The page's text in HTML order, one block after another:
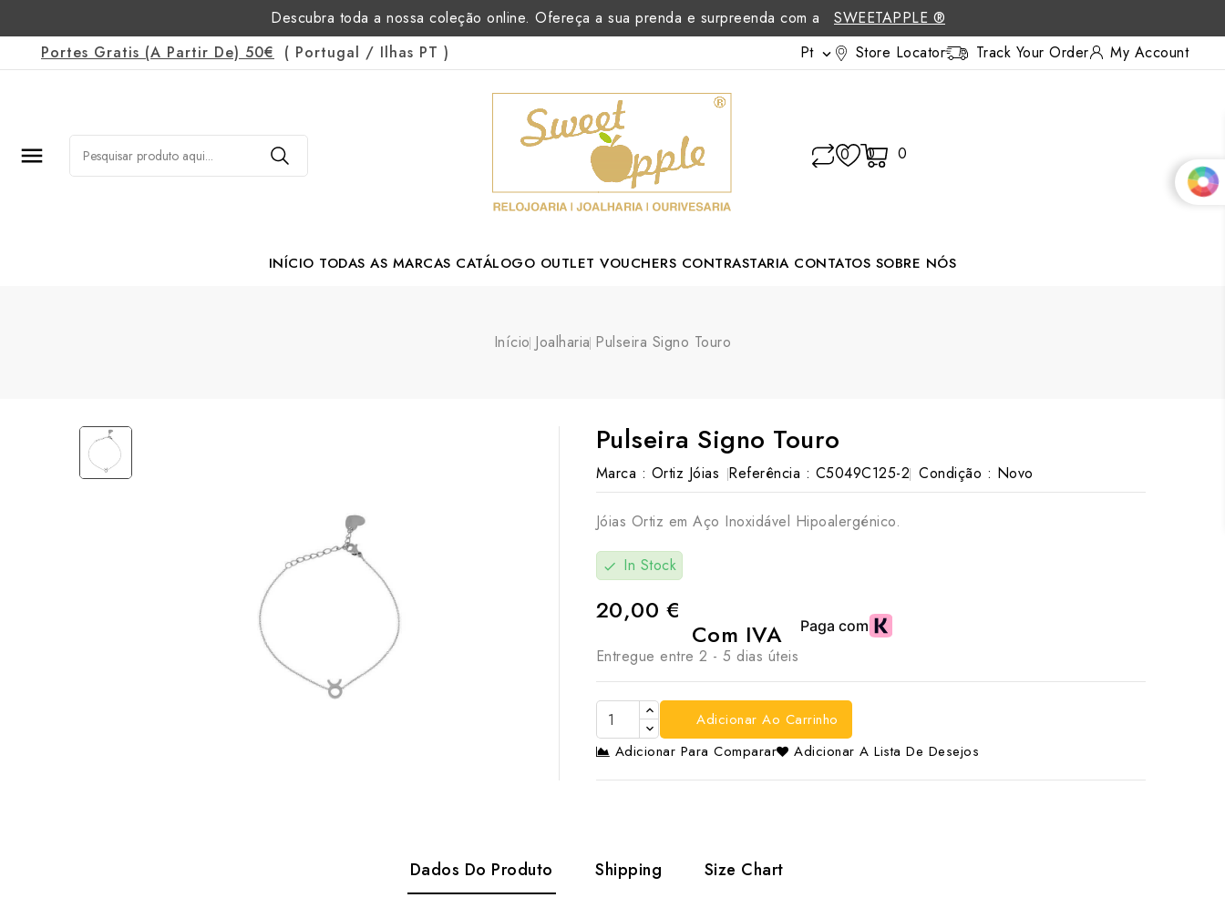
Descubra toda a nossa coleção online. Ofereça a sua prenda e surpreenda com a
SWEETAPPLE ®
Portes Gratis (a Partir De) 50€ ( Portugal / Ilhas PT ) Pt  Store Locator Track Your Order My Account
 0 0 0
INÍCIO TODAS AS MARCAS CATÁLOGO OUTLET VOUCHERS CONTRASTARIA CONTATOS SOBRE NÓS
Início Joalharia Pulseira Signo Touro
Pulseira Signo Touro
Marca : Ortiz Jóias Referência : C5049C125-2 Condição : Novo
Jóias Ortiz em Aço Inoxidável Hipoalergénico.
check In Stock
20,00 €
Com IVA
Entregue entre 2 - 5 dias úteis
Adicionar Ao Carrinho
Adicionar Para Comparar
Adicionar A Lista De Desejos
Dados Do Produto Shipping Size Chart